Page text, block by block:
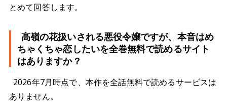
とめて回答します。
高嶺の花扱いされる悪役令嬢ですが、本音はめ
ちゃくちゃ恋したいを全巻無料で読めるサイト
はありますか？
2026年7月時点で、本作を全話無料で読めるサービスは
ありません。